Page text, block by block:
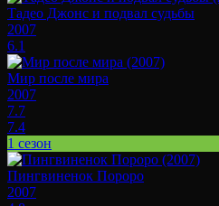
Тадео Джонс и подвал судьбы
2007
6.1
Мир после мира
2007
7.7
7.4
1 сезон
Пингвиненок Пороро
2007